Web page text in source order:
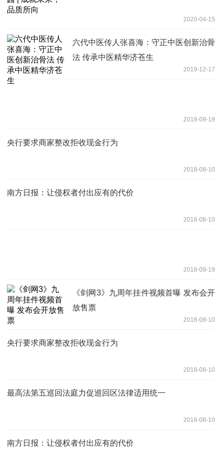
2020-04-15
六代中医传人张喜海：守正中医创新治骨
法 传承中医精华济苍生
2019-12-17
2018-09-19
央行要求商家整改拒收现金行为
2018-08-10
南方日报：让侵权者付出应有的代价
2018-08-10
2018-09-19
《剑网3》九周年挂件视频首曝 发布会开
放售票
2018-08-10
央行要求商家整改拒收现金行为
2018-08-10
最高法第五巡回法庭力促巡回区法律适用统一
2018-08-10
南方日报：让侵权者付出应有的代价